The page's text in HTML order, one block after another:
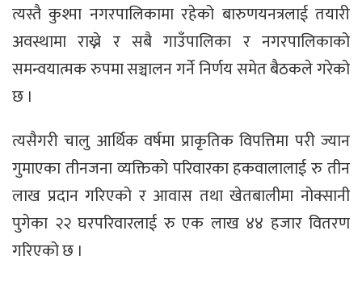
त्यस्तै कुश्मा नगरपालिकामा रहेको बारुणयनत्रलाई तयारी
अवस्थामा राख्ने र सबै गाउँपालिका र नगरपालिकाको
समन्वयात्मक रुपमा सञ्चालन गर्ने निर्णय समेत बैठकले गरेको
छ ।
त्यसैगरी चालु आर्थिक वर्षमा प्राकृतिक विपत्तिमा परी ज्यान
गुमाएका तीनजना व्यक्तिको परिवारका हकवालालाई रु तीन
लाख प्रदान गरिएको र आवास तथा खेतबालीमा नोक्सानी
पुगेका २२ घरपरिवारलाई रु एक लाख ४४ हजार वितरण
गरिएको छ ।